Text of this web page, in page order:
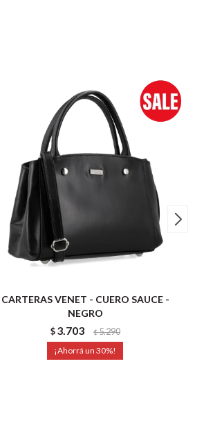
CARTERAS VENET - CUERO SAUCE -
NEGRO
$ 3.703 $5.290
30